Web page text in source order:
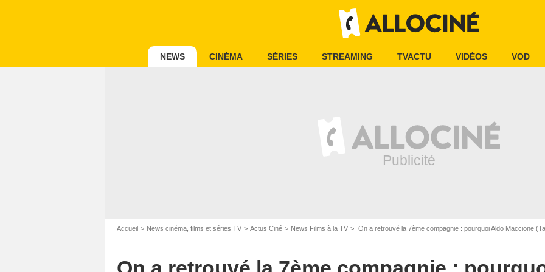
NEWS CINÉMA SÉRIES STREAMING TVACTU VIDÉOS VOD
Accueil News cinéma, films et séries TV Actus Ciné News Films à la TV On a retrouvé la 7ème compagnie : pourquoi Aldo Maccione (Tassin) a-t-il été